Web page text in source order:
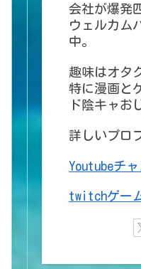
会社が爆発
ウェルカム
中。
趣味はオタ
特に漫画と
ド陰キャお
詳しいプロ
Youtubeチ
twitchゲー